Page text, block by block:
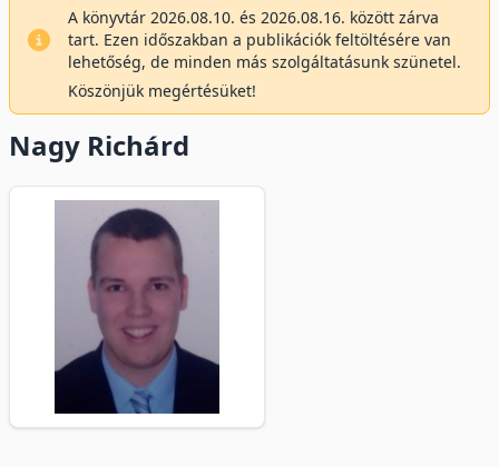
A könyvtár 2026.08.10. és 2026.08.16. között zárva
tart. Ezen időszakban a publikációk feltöltésére van
lehetőség, de minden más szolgáltatásunk szünetel.
Köszönjük megértésüket!
Nagy Richárd